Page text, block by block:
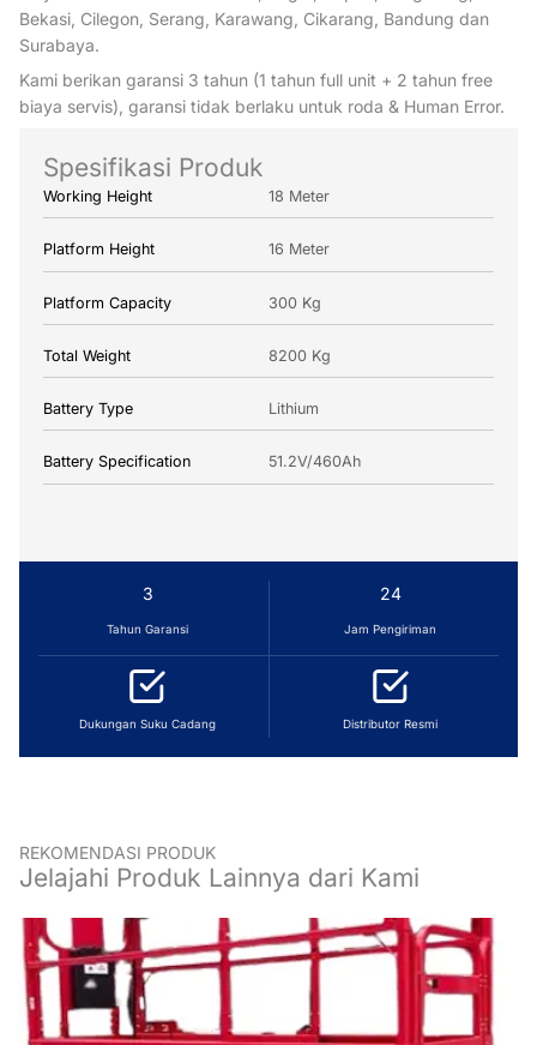
Bekasi, Cilegon, Serang, Karawang, Cikarang, Bandung dan
Surabaya.
Kami berikan garansi 3 tahun (1 tahun full unit + 2 tahun free
biaya servis), garansi tidak berlaku untuk roda & Human Error.
Spesifikasi Produk
Working Height 18 Meter
Platform Height 16 Meter
Platform Capacity 300 Kg
Total Weight 8200 Kg
Battery Type Lithium
Battery Specification 51.2V/460Ah
3
Tahun Garansi
24
Jam Pengiriman
Dukungan Suku Cadang Distributor Resmi
REKOMENDASI PRODUK
Jelajahi Produk Lainnya dari Kami